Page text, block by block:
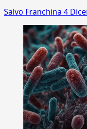
Salvo Franchina 4